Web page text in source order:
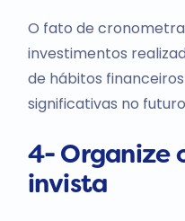
O fato de
investimentos
de hábitos
significativas no
4- Organize
invista